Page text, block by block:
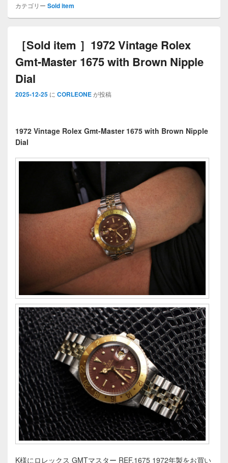
カテゴリー Sold item
［Sold item ］1972 Vintage Rolex
Gmt-Master 1675 with Brown Nipple
Dial
2025-12-25 に CORLEONEが投稿
1972 Vintage Rolex Gmt-Master 1675 with Brown Nipple
Dial
K様にロレックス GMTマスター REF.1675 1972年製をお買い